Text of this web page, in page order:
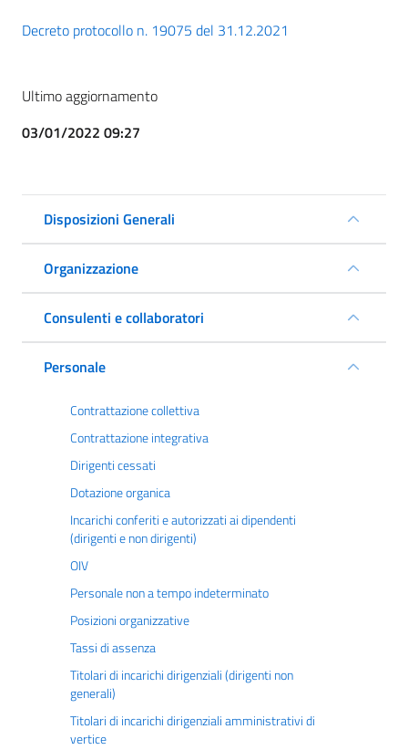
Decreto protocollo n. 19075 del 31.12.2021
Ultimo aggiornamento
03/01/2022 09:27
Disposizioni Generali
Organizzazione
Consulenti e collaboratori
Personale
Contrattazione collettiva
Contrattazione integrativa
Dirigenti cessati
Dotazione organica
Incarichi conferiti e autorizzati ai dipendenti
(dirigenti e non dirigenti)
OIV
Personale non a tempo indeterminato
Posizioni organizzative
Tassi di assenza
Titolari di incarichi dirigenziali (dirigenti non
generali)
Titolari di incarichi dirigenziali amministrativi di
vertice